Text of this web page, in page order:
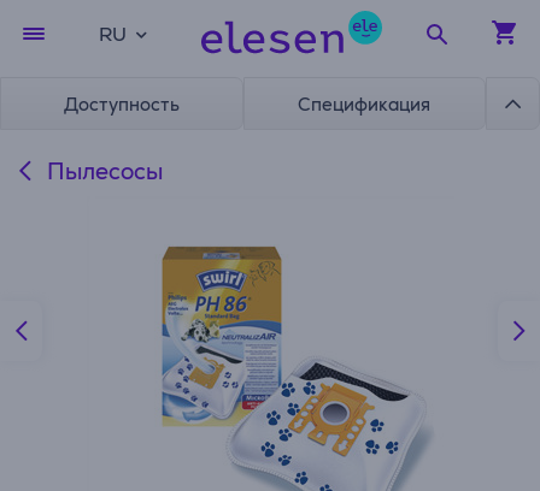
RU
Доступность Спецификация
Пылесосы